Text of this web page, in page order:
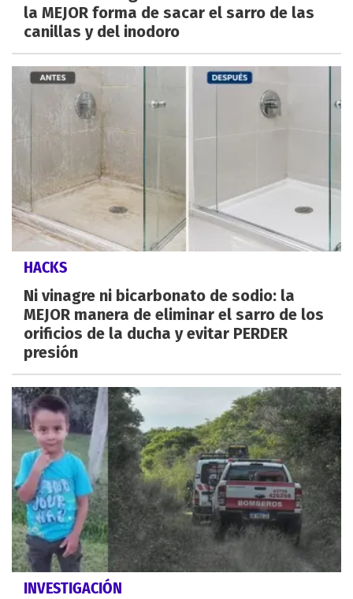
la MEJOR forma de sacar el sarro de las
canillas y del inodoro
HACKS
Ni vinagre ni bicarbonato de sodio: la
MEJOR manera de eliminar el sarro de los
orificios de la ducha y evitar PERDER
presión
INVESTIGACIÓN